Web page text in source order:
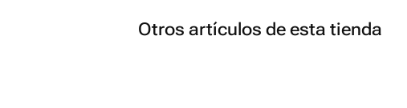
Otros artículos de esta tienda